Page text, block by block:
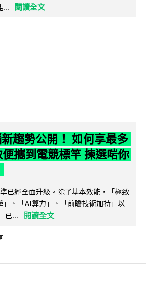
...
閱讀全文
趨勢公開！ 如何享最多
攜到電競標竿 揀選啱你
已經全面升級。除了基本效能，「極致
、「AI算力」、「前瞻技術加持」以
已...
閱讀全文